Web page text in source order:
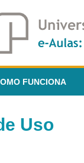
FUNCIONA
Uso